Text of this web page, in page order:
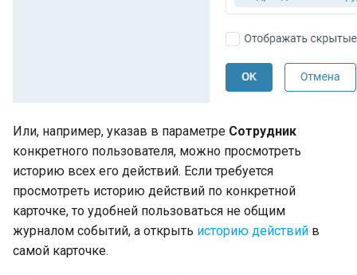
Или, например, указав в параметре Сотрудник
конкретного пользователя, можно просмотреть
историю всех его действий. Если требуется
просмотреть историю действий по конкретной
карточке, то удобней пользоваться не общим
журналом событий, а открыть историю действий в
самой карточке.